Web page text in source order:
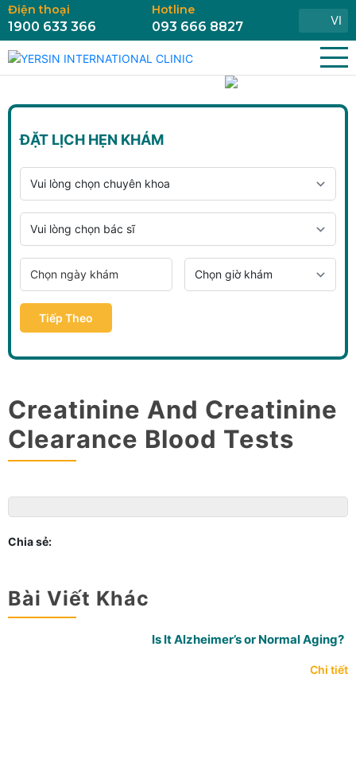
Điện thoại
1900 633 366
Hotline
093 666 8827 VI
ĐẶT LỊCH HẸN KHÁM
Tiếp Theo
Creatinine And Creatinine
Clearance Blood Tests
Chia sẻ:
Bài Viết Khác
Is It Alzheimer’s or Normal Aging?
Chi tiết